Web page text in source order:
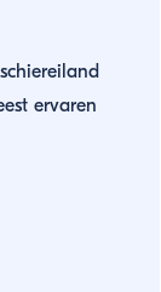
ervaren